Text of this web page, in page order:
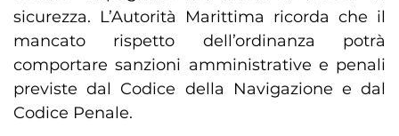
sicurezza. L’Autorità Marittima ricorda che il
mancato rispetto dell’ordinanza potrà
comportare sanzioni amministrative e penali
previste dal Codice della Navigazione e dal
Codice Penale.